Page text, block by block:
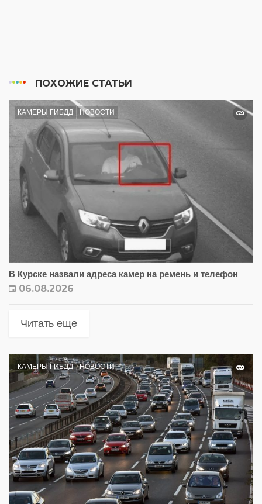
ПОХОЖИЕ СТАТЬИ
КАМЕРЫ ГИБДД НОВОСТИ
В Курске назвали адреса камер на ремень и телефон
06.08.2026
Читать еще
КАМЕРЫ ГИБДД НОВОСТИ